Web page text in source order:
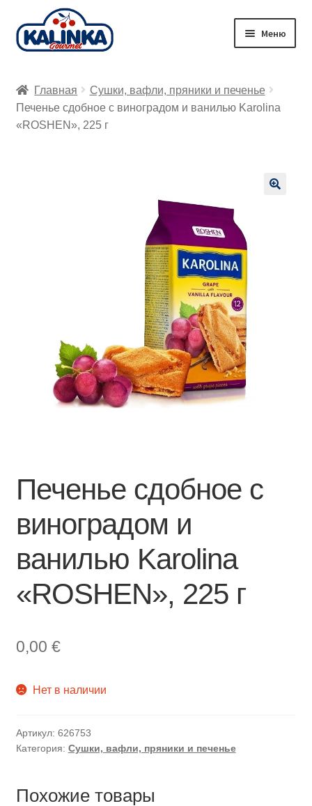
Перейти
к
Перейти
к
Меню
Заказ онлайн
Главная
Сушки, вафли, пряники и печенье
Печенье сдобное с виноградом и ванилью Karolina
«ROSHEN», 225 г
Печенье сдобное с
виноградом и
ванилью Karolina
«ROSHEN», 225 г
0,00 €
Нет в наличии
Артикул: 626753
Категория: Сушки, вафли, пряники и печенье
Похожие товары